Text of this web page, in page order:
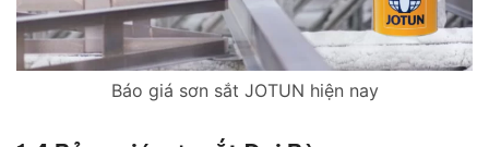
Báo giá sơn sắt JOTUN hiện nay